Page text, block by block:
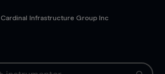
Cardinal Infrastructure Group Inc